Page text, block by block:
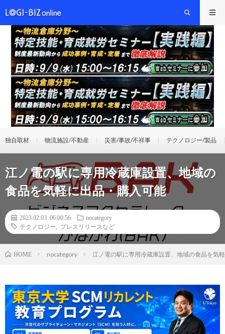
独自取材 物流施設/不動産 災害/事故/不祥事 テクノロジー/製品
江ノ電の駅に専用冷蔵庫設置、地域の
食品を気軽に出品・購入可能
2023.02.03 06:00:56
nocategory
テクノロジー
プレスリリースなど
HOME nocategory 江ノ電の駅に専用冷蔵庫設置、地域の食品を気